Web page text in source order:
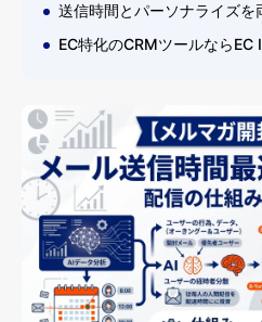
送信時間とパーソナライズを
EC特化のCRMツールなら